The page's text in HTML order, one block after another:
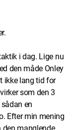
i dag. Lige nu
den måde Onley
ikke lang tid for
som den 3
en
Efter min mening